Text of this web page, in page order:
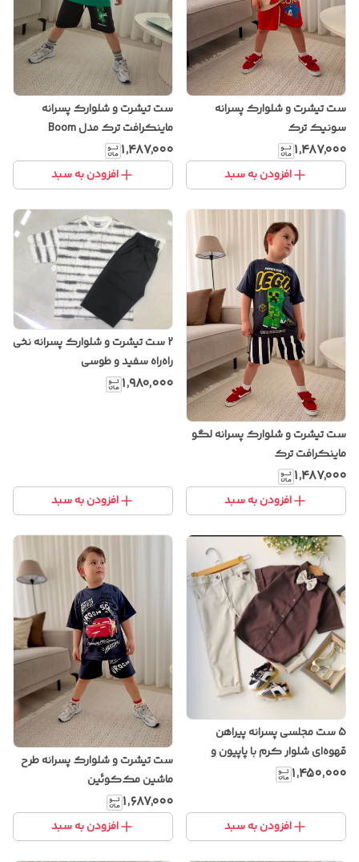
ست تیشرت و شلوارک پسرانه
سونیک ترک
۱٬۴۸۷٬۰۰۰
افزودن به سبد
ست تیشرت و شلوارک پسرانه
ماینکرافت ترک مدل Boom
۱٬۴۸۷٬۰۰۰
افزودن به سبد
ست تیشرت و شلوارک پسرانه لگو
ماینکرافت ترک
۱٬۴۸۷٬۰۰۰
افزودن به سبد
2 ست تیشرت و شلوارک پسرانه نخی
راه‌راه سفید و طوسی
۱٬۹۸۰٬۰۰۰
افزودن به سبد
5 ست مجلسی پسرانه پیراهن
قهوه‌ای شلوار کرم با پاپیون و
ساسبند
۱٬۴۵۰٬۰۰۰
افزودن به سبد
ست تیشرت و شلوارک پسرانه طرح
ماشین مک‌کوئین
سرمه‌ای – نخی ساخت ترکیه
۱٬۶۸۷٬۰۰۰
افزودن به سبد